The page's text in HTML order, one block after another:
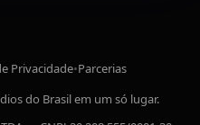
Privacidade•Parcerias
do Brasil em um só lugar.